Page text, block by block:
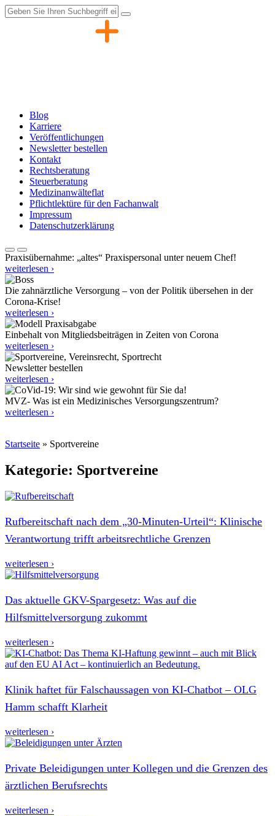
Zum
Inhalt
Blog
Karriere
Veröffentlichungen
Newsletter bestellen
Kontakt
Rechtsberatung
Steuerberatung
Medizinanwälteflat
Pflichtlektüre für den Fachanwalt
Impressum
Datenschutzerklärung
Praxisübernahme: „altes“ Praxispersonal unter neuem Chef!
weiterlesen ›
Die zahnärztliche Versorgung – von der Politik übersehen in der
Corona-Krise!
weiterlesen ›
Einbehalt von Mitgliedsbeiträgen in Zeiten von Corona
weiterlesen ›
Newsletter bestellen
weiterlesen ›
MVZ- Was ist ein Medizinisches Versorgungszentrum?
weiterlesen ›
Startseite » Sportvereine
Kategorie: Sportvereine
Rufbereitschaft nach dem „30‑Minuten-Urteil“: Klinische
Verantwortung trifft arbeitsrechtliche Grenzen
weiterlesen ›
Das aktuelle GKV-Spargesetz: Was auf die
Hilfsmittelversorgung zukommt
weiterlesen ›
Klinik haftet für Falschaussagen von KI-Chatbot – OLG
Hamm schafft Klarheit
weiterlesen ›
Private Beleidigungen unter Kollegen und die Grenzen des
ärztlichen Berufsrechts
weiterlesen ›